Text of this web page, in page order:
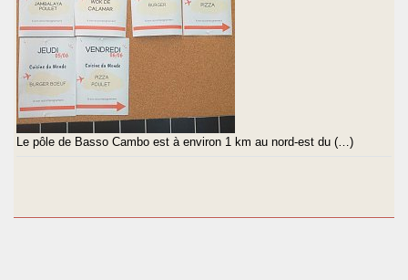
Le pôle de Basso Cambo est à environ 1 km au nord-est du (…)